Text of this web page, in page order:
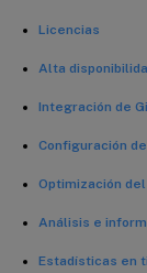
Licencias
Alta
Integración de
Configuración
Optimización
Análisis e
Estadísticas en